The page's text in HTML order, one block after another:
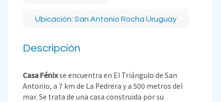
Ubicación: San Antonio Rocha Uruguay
Descripción
Casa Fénixse encuentra en El Triángulo de San
Antonio, a 7 km de La Pedrera y a 500 metros del
mar. Se trata de una casa construida por su